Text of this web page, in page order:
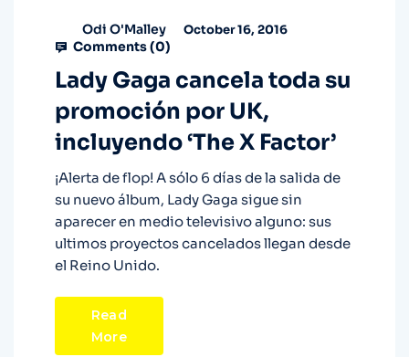
Odi O'Malley October 16, 2016
Comments (0)
Lady Gaga cancela toda su
promoción por UK,
incluyendo ‘The X Factor’
¡Alerta de flop! A sólo 6 días de la salida de
su nuevo álbum, Lady Gaga sigue sin
aparecer en medio televisivo alguno: sus
ultimos proyectos cancelados llegan desde
el Reino Unido.
Read
More